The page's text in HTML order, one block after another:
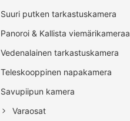
Suuri putken tarkastuskamera
Panoroi & Kallista viemärikameraa
Vedenalainen tarkastuskamera
Teleskooppinen napakamera
Savupiipun kamera
Varaosat